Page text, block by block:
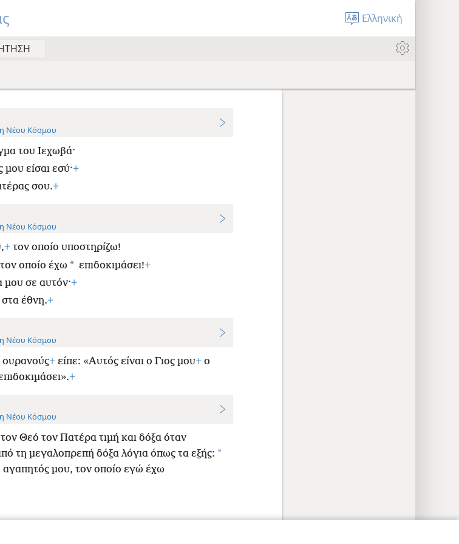
Ελληνική
Νέου Κόσμου
του Ιεχωβά·
μου είσαι εσύ·+
σου.+
Νέου Κόσμου
+τον οποίο υποστηρίζω!
οποίο έχω * επιδοκιμάσει!+
σε αυτόν·+
έθνη.+
Νέου Κόσμου
ουρανούς+είπε: «Αυτός είναι ο Γιος μου+ο
+
Νέου Κόσμου
Θεό τον Πατέρα τιμή και δόξα όταν
τη μεγαλοπρεπή δόξα λόγια όπως τα εξής: *
αγαπητός μου, τον οποίο εγώ έχω